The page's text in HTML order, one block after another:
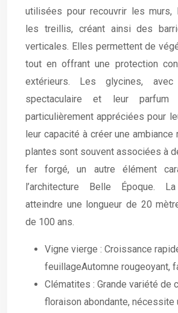
utilisées pour recouvrir les
les treillis, créant ainsi des
verticales. Elles permettent de
tout en offrant une protection
extérieurs. Les glycines,
spectaculaire et leur parfum
particulièrement appréciées pour
leur capacité à créer une ambiance
plantes sont souvent associées à
fer forgé, un autre élément
l’architecture Belle Époque.
atteindre une longueur de 20
de 100 ans.
Vigne vierge : Croissance
feuillageAutomne rougeoyant,
Clématites : Grande variété de
floraison abondante, nécessite